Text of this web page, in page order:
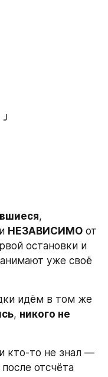
НЕЗАВИСИМО от
остановки и
уже своё
, никого не
кто-то не знал —
после отсчёта